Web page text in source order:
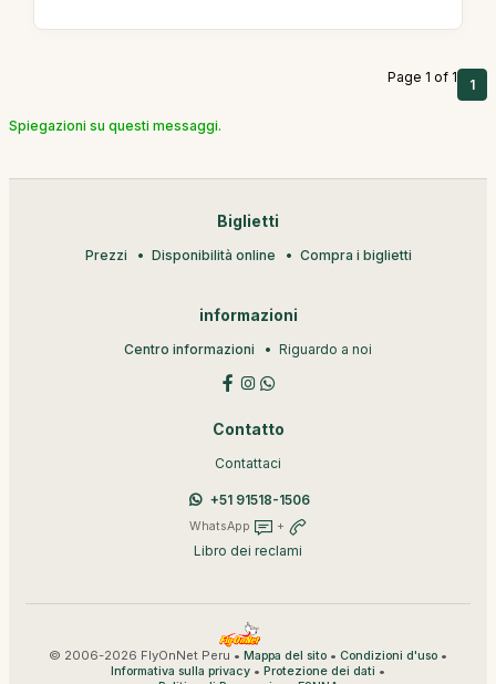
Page 1 of 1 1
Spiegazioni su questi messaggi.
Biglietti
Prezzi Disponibilità online Compra i biglietti
informazioni
Centro informazioni Riguardo a noi
Contatto
Contattaci
+51 91518-1506
WhatsApp +
Libro dei reclami
© 2006-2026 FlyOnNet Peru • Mappa del sito • Condizioni d'uso •
Informativa sulla privacy • Protezione dei dati •